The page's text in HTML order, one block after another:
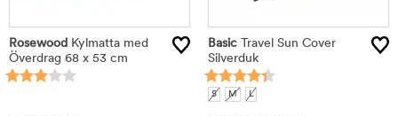
Rosewood Kylmatta med
Överdrag 68 x 53 cm
Basic Travel Sun Cover
Silverduk
S M L